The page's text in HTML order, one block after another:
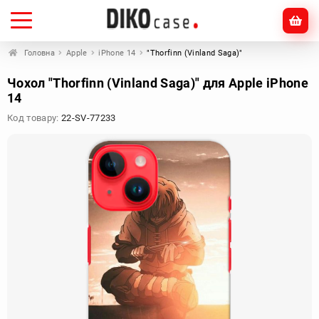
Головна Apple iPhone 14 "Thorfinn (Vinland Saga)"
Чохол "Thorfinn (Vinland Saga)" для Apple iPhone
14
Код товару: 22-SV-77233